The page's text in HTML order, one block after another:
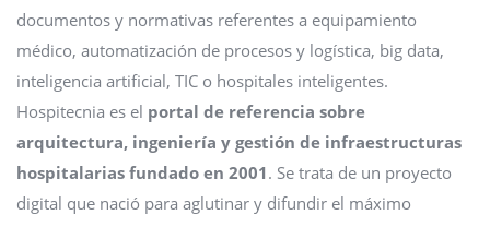
documentos y normativas referentes a equipamiento
médico, automatización de procesos y logística, big data,
inteligencia artificial, TIC o hospitales inteligentes.
Hospitecnia es el portal de referencia sobre
arquitectura, ingeniería y gestión de infraestructuras
hospitalarias fundado en 2001. Se trata de un proyecto
digital que nació para aglutinar y difundir el máximo